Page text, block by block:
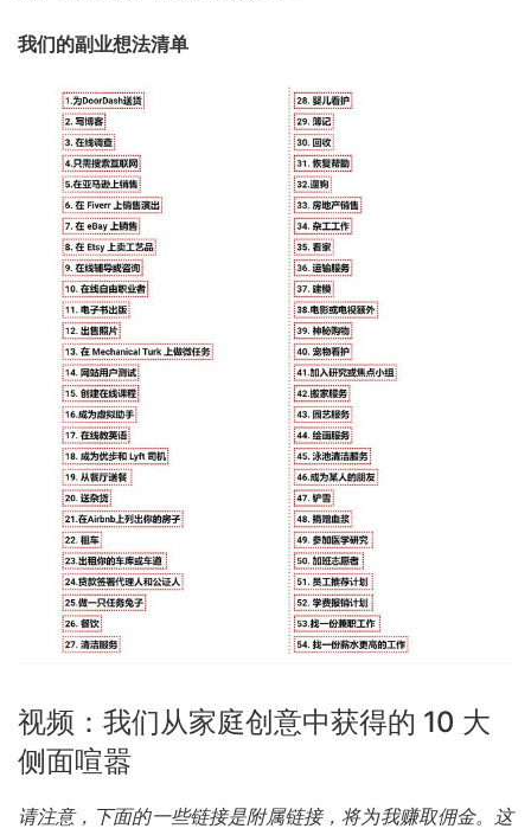
我们的副业想法清单
视频：我们从家庭创意中获得的 10 大
侧面喧嚣
请注意，下面的一些链接是附属链接，将为我赚取佣金。这